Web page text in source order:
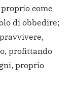
come
di obbedire;
profittando
proprio